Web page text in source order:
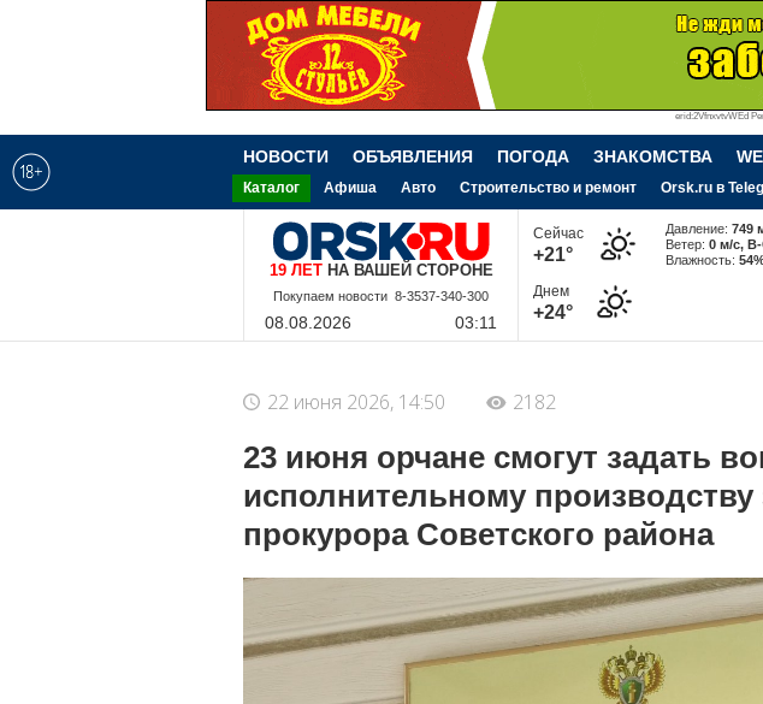
erid:2VfnxvtvWEd
НОВОСТИ ОБЪЯВЛЕНИЯ ПОГОДА ЗНАКОМСТВА
Каталог Афиша Авто Строительство и ремонт Orsk.ru в
19 ЛЕТНА ВАШЕЙ СТОРОНЕ
Покупаем новости 8-3537-340-300
08.08.2026 03:11
Сейчас
+21°
Днем
+24°
Давление:749
Ветер:0 м/c,
Влажность:
22 июня 2026, 14:50 2182
23 июня орчане смогут задать
исполнительному
прокурора Советского района